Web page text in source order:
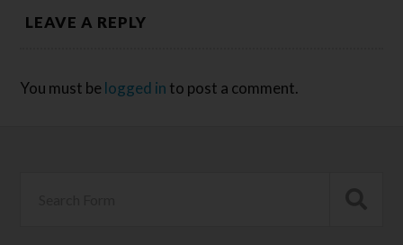
LEAVE A REPLY
You must be logged in to post a comment.